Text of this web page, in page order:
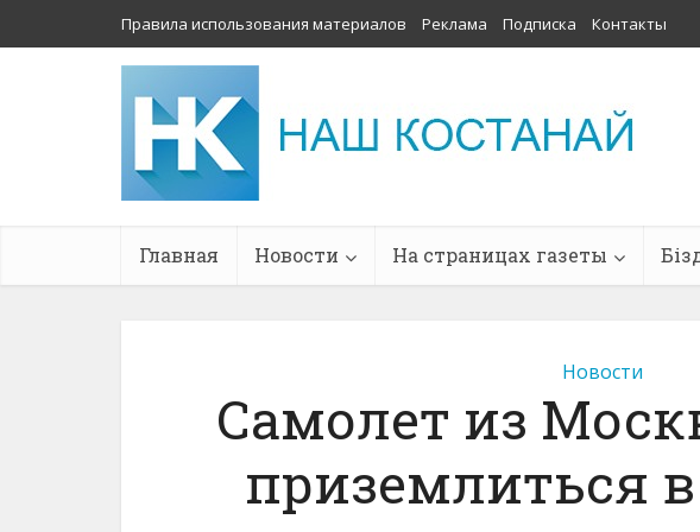
Правила использования материалов Реклама Подписка Контакты
Главная Новости На страницах газеты
Новости
Самолет из
приземлиться